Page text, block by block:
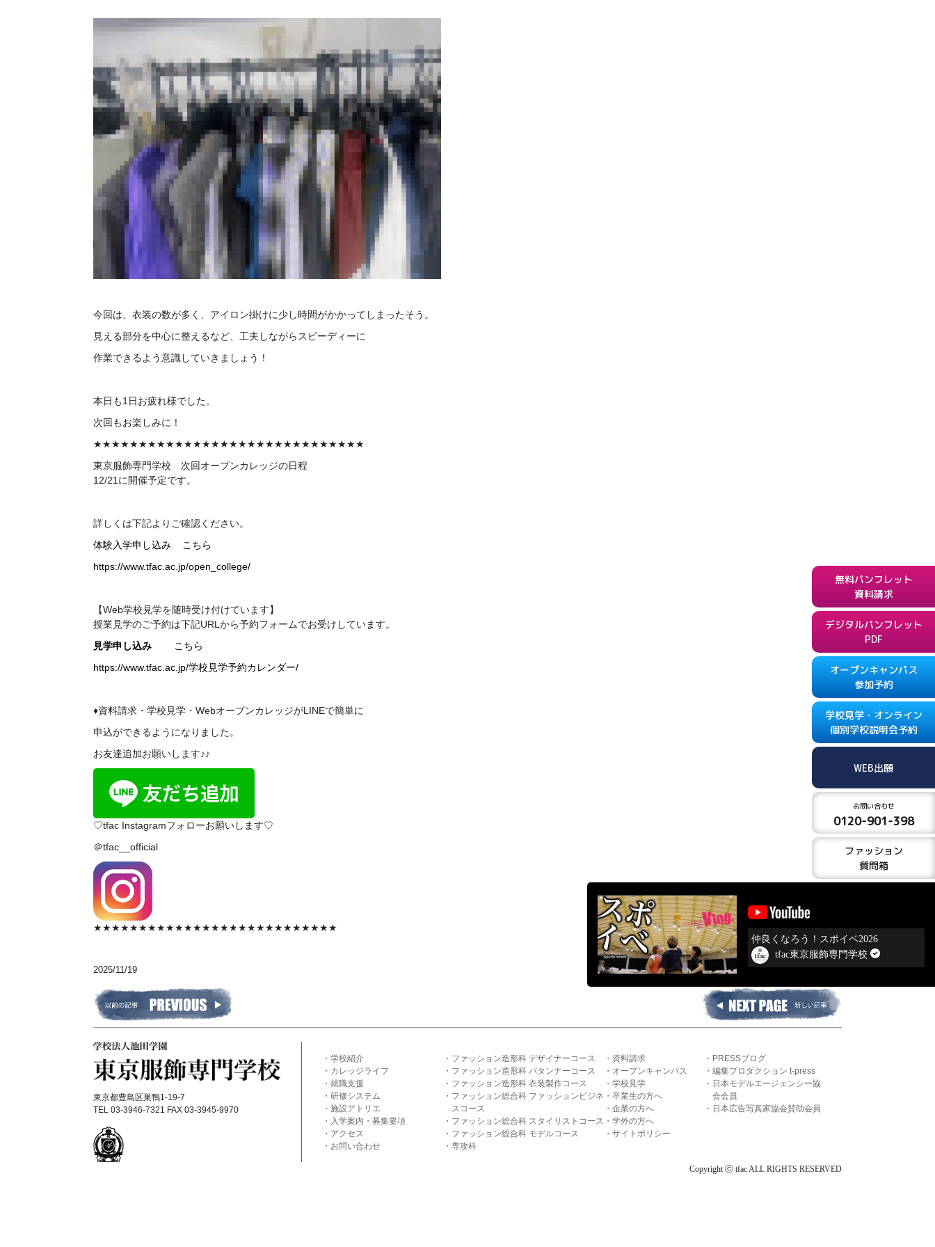
今回は、衣装の数が多く、アイロン掛けに少し時間がかかってしまったそう。
見える部分を中心に整えるなど、工夫しながらスピーディーに
作業できるよう意識していきましょう！
本日も1日お疲れ様でした。
次回もお楽しみに！
★★★★★★★★★★★★★★★★★★★★★★★★★★★★★★
東京服飾専門学校 次回 オープンカレッジの日程
12/21に開催予定です。
詳しくは下記よりご確認ください。
体験入学申し込み こちら
https://www.tfac.ac.jp/open_college/
【Web学校見学を随時受け付けています】
授業見学のご予約は下記URLから予約フォームでお受けしています。
見学申し込み
こちら
https://www.tfac.ac.jp/学校見学予約カレンダー/
♦資料請求・学校見学・WebオープンカレッジがLINEで簡単に
申込ができるようになりました。
お友達追加お願いします♪♪
♡tfac Instagramフォローお願いします♡
＠tfac__official
★★★★★★★★★★★★★★★★★★★★★★★★★★★
2025/11/19
東京都豊島区巣鴨1-19-7
TEL 03-3946-7321 FAX 03-3945-9970
学校紹介
カレッジライフ
就職支援
研修システム
施設アトリエ
入学案内・募集要項
アクセス
お問い合わせ
ファッション造形科 デザイナーコース
ファッション造形科 パタンナーコース
ファッション造形科 衣装製作コース
ファッション総合科 ファッションビジネ
スコース
ファッション総合科 スタイリストコース
ファッション総合科 モデルコース
専攻科
資料請求
オープンキャンパス
学校見学
卒業生の方へ
企業の方へ
学外の方へ
サイトポリシー
PRESSブログ
編集プロダクション t-press
日本モデルエージェンシー協
会会員
日本広告写真家協会賛助会員
Copyright ⓒ tfac ALL RIGHTS RESERVED
無料パンフレット
資料請求
デジタルパンフレット
PDF
オープンキャンパス
参加予約
学校見学・オンライン
個別学校説明会予約
WEB出願
お問い合わせ
0120-901-398
ファッション
質問箱
仲良くなろう！スポイベ2026
tfac東京服飾専門学校